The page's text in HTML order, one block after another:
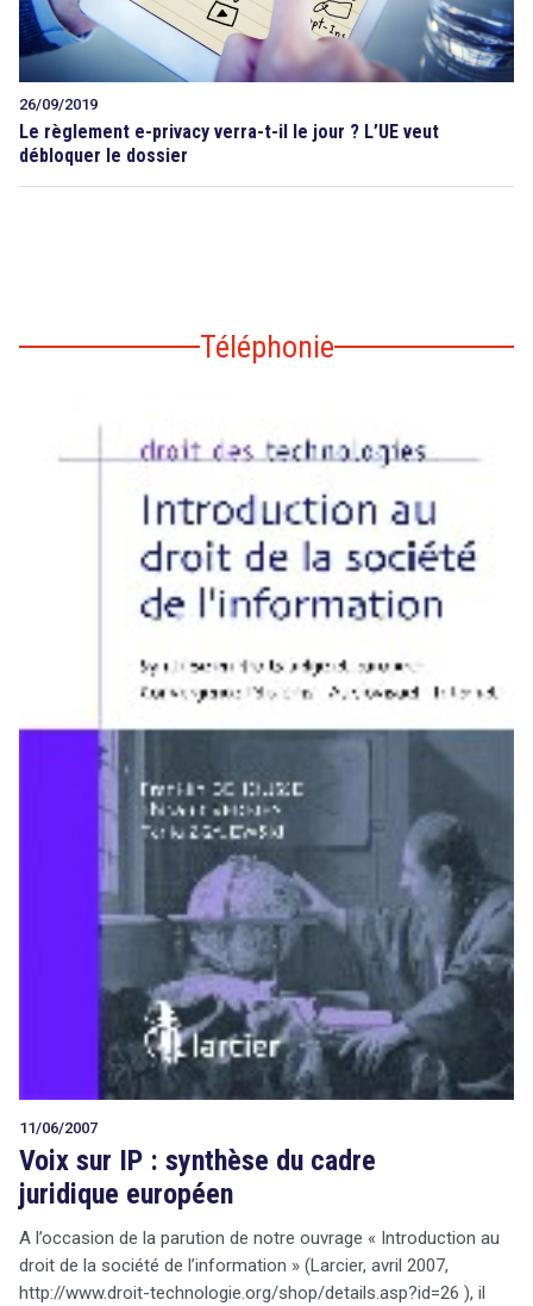
26/09/2019
Le règlement e-privacy verra-t-il le jour ? L’UE veut
débloquer le dossier
Téléphonie
11/06/2007
Voix sur IP : synthèse du cadre
juridique européen
A l’occasion de la parution de notre ouvrage « Introduction au
droit de la société de l’information » (Larcier, avril 2007,
http://www.droit-technologie.org/shop/details.asp?id=26 ), il